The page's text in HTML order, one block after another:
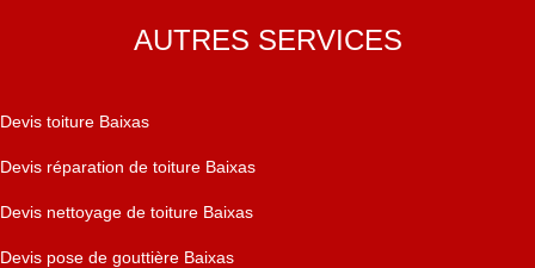
AUTRES SERVICES
Devis toiture Baixas
Devis réparation de toiture Baixas
Devis nettoyage de toiture Baixas
Devis pose de gouttière Baixas